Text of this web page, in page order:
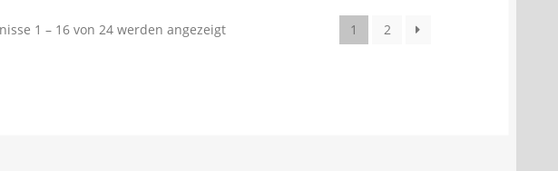
1 – 16 von 24 werden angezeigt 1 2